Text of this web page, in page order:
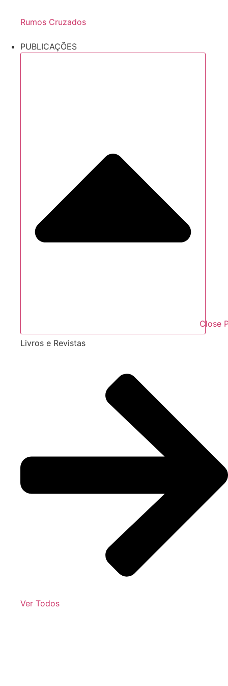
Rumos Cruzados
PUBLICAÇÕES
Close
Livros e Revistas
Ver Todos